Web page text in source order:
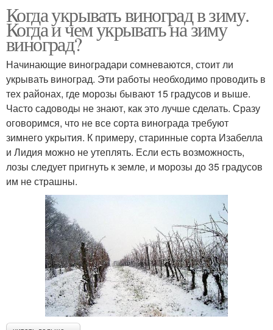
Когда укрывать виноград в зиму.
Когда и чем укрывать на зиму
виноград?
Начинающие виноградари сомневаются, стоит ли
укрывать виноград. Эти работы необходимо проводить в
тех районах, где морозы бывают 15 градусов и выше.
Часто садоводы не знают, как это лучше сделать. Сразу
оговоримся, что не все сорта винограда требуют
зимнего укрытия. К примеру, старинные сорта Изабелла
и Лидия можно не утеплять. Если есть возможность,
лозы следует пригнуть к земле, и морозы до 35 градусов
им не страшны.